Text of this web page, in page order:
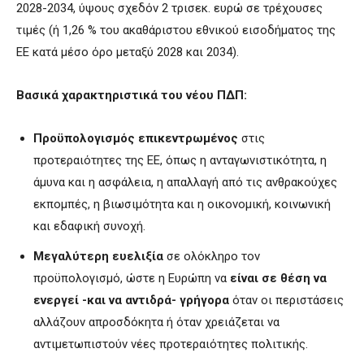
2028-2034, ύψους σχεδόν 2 τρισεκ. ευρώ σε τρέχουσες
τιμές (ή 1,26 % του ακαθάριστου εθνικού εισοδήματος της
ΕΕ κατά μέσο όρο μεταξύ 2028 και 2034).
Βασικά χαρακτηριστικά του νέου ΠΔΠ:
Προϋπολογισμός επικεντρωμένος στις
προτεραιότητες της ΕΕ, όπως η ανταγωνιστικότητα, η
άμυνα και η ασφάλεια, η απαλλαγή από τις ανθρακούχες
εκπομπές, η βιωσιμότητα και η οικονομική, κοινωνική
και εδαφική συνοχή.
Μεγαλύτερη ευελιξία σε ολόκληρο τον
προϋπολογισμό, ώστε η Ευρώπη να είναι σε θέση να
ενεργεί -και να αντιδρά- γρήγορα όταν οι περιστάσεις
αλλάζουν απροσδόκητα ή όταν χρειάζεται να
αντιμετωπιστούν νέες προτεραιότητες πολιτικής.